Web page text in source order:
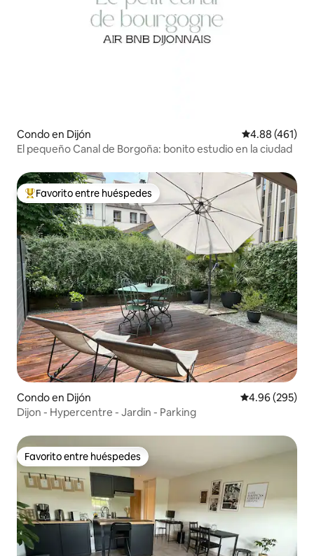
Condo en Dijón Calificación
4.88 (461)
El pequeño Canal de Borgoña: bonito estudio en la ciudad
Favorito entre huéspedes preferido
Favorito entre huéspedes
Condo en Dijón Calificación
4.96 (295)
Dijon - Hypercentre - Jardin - Parking
Favorito entre huéspedes
Favorito entre huéspedes